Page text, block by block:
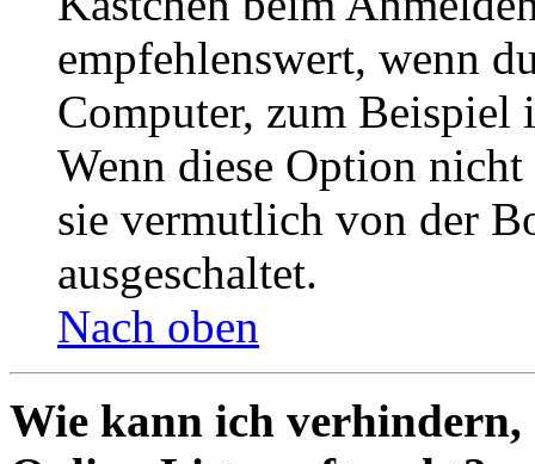
empfehlenswert, wenn
Computer, zum Beispiel
Wenn diese Option
sie vermutlich von der
ausgeschaltet.
Nach oben
Wie kann ich verhindern,